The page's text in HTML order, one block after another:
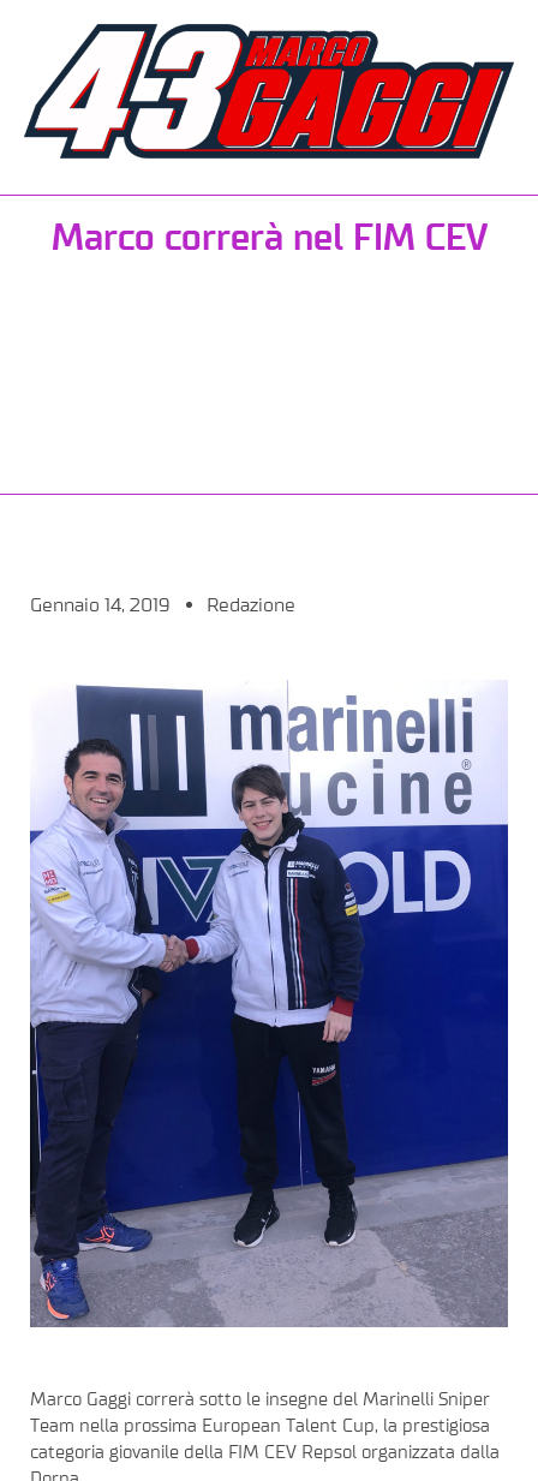
Marco correrà nel FIM CEV
Gennaio 14, 2019 Redazione
Marco Gaggi correrà sotto le insegne del Marinelli Sniper
Team nella prossima European Talent Cup, la prestigiosa
categoria giovanile della FIM CEV Repsol organizzata dalla